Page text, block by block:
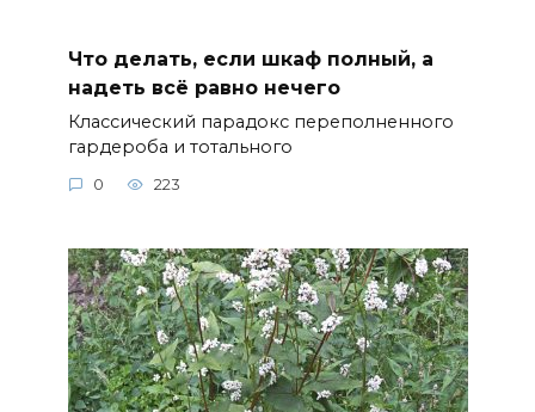
Что делать, если шкаф полный, а
надеть всё равно нечего
Классический парадокс переполненного
гардероба и тотального
0 223